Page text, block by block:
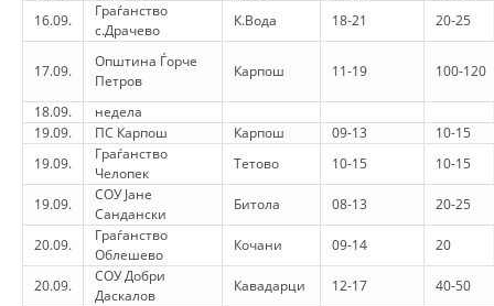
PUBLIC RELATIONS
RESEARCH OF PUBLIC OPINION
INTERNATIONAL COOPERATION
TRACING SERVICE
HEALTH PREVENTION
FIRST AID
BLOOD DONATION
16.09.
Граѓанство
с.Драчево
К.Вода 18-21 20-25
17.09.
Општина Ѓорче
Петров
Карпош 11-19 100-120
18.09.
недела
19.09.
ПС Карпош Карпош 09-13
10-15
19.09.
Граѓанство
Челопек
Тетово 10-15 10-15
19.09.
СОУ Јане
Сандански
Битола 08-13 20-25
20.09.
Граѓанство
Облешево
Кочани 09-14 20
20.09.
СОУ Добри
Даскалов
Кавадарци 12-17 40-50